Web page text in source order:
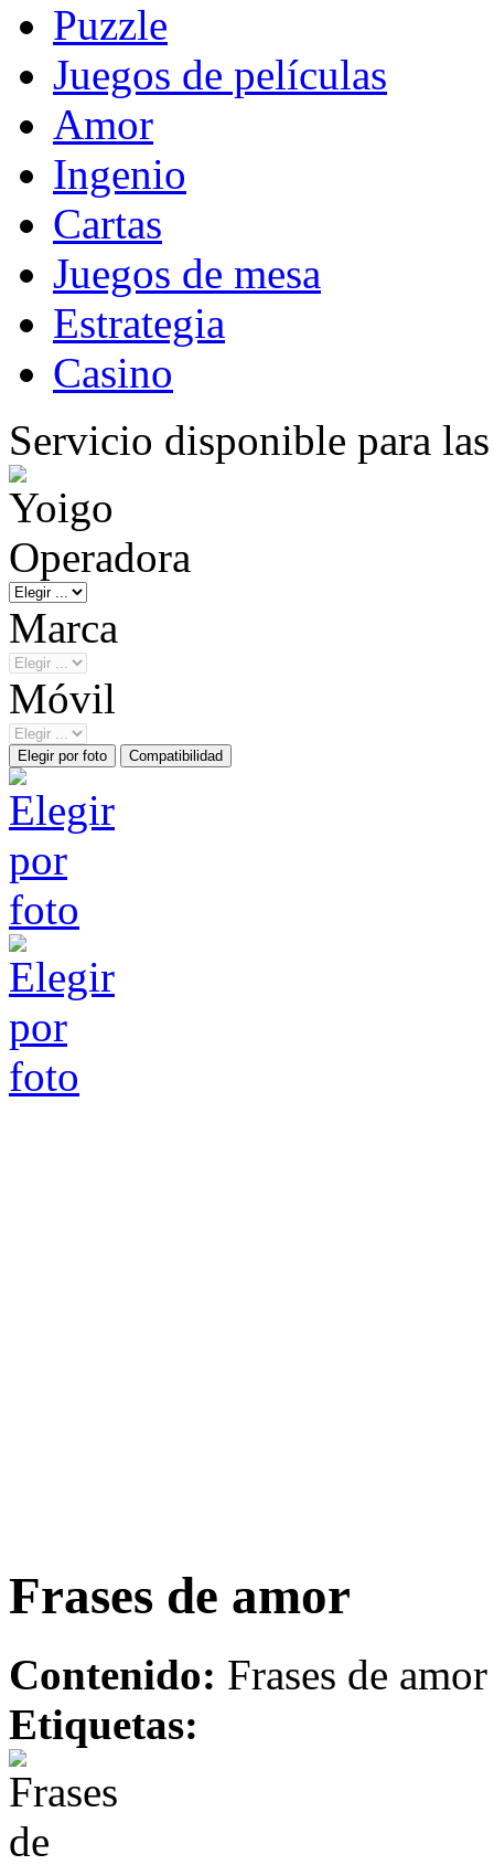
Puzzle
Juegos de películas
Amor
Ingenio
Cartas
Juegos de mesa
Estrategia
Casino
Servicio disponible para
Operadora
Marca
Móvil
Frases de amor
Contenido: Frases de
Etiquetas: